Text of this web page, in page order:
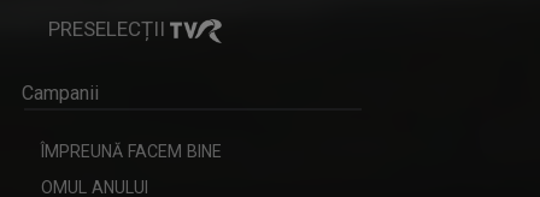
PRESELECȚII
Campanii
ÎMPREUNĂ FACEM BINE
OMUL ANULUI